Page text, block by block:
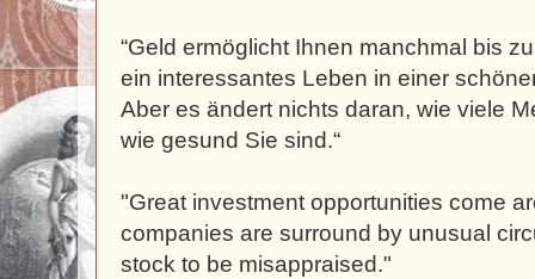
“Geld ermöglicht Ihnen manchmal bis
ein interessantes Leben in einer
Aber es ändert nichts daran, wie viele
wie gesund Sie sind.“
"Great investment opportunities come
companies are surround by unusual
stock to be misappraised."